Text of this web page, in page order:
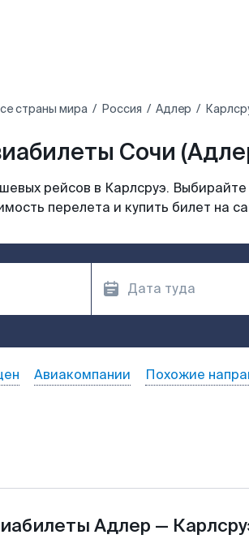
страны мира Россия Адлер
Сочи
рейсов в Карлсруэ.
перелета и купить билет на
Авиакомпании Похожие
Адлер —